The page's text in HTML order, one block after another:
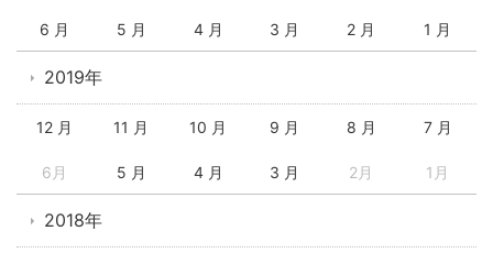
6 月 5 月 4 月 3 月 2 月 1 月
2019年
12 月 11 月 10 月 9 月 8 月 7 月
6月 5 月 4 月 3 月 2月 1月
2018年